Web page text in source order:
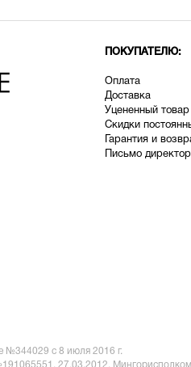
ПОКУПАТЕЛЮ:
Оплата
Доставка
Уцененный товар
Скидки
Гарантия и
Письмо
№344029 с 8 июля 2016 г.
27.03.2012,